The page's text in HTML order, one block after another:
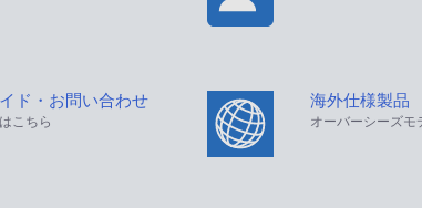
ド・お問い合わせ
こちら
海外仕様製品
オーバーシーズモ